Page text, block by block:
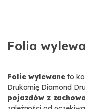
Folia
Folie wylewane to
Drukarnię Diamond
pojazdów z